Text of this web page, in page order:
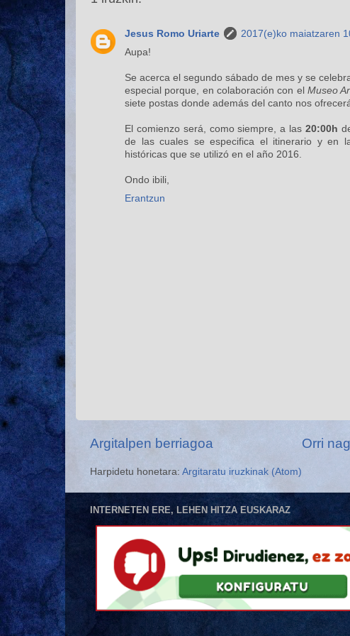
Jesus Romo Uriarte
2017(e)ko maiatzaren
Aupa!
Se acerca el segundo sábado de mes y se
especial porque, en colaboración con el Museo
siete postas donde además del canto nos
El comienzo será, como siempre, a las20:00h
de las cuales se especifica el itinerario y en
históricas que se utilizó en el año 2016.
Ondo ibili,
Erantzun
Argitalpen berriagoa Orri
Harpidetu honetara: Argitaratu iruzkinak (Atom)
INTERNETEN ERE, LEHEN HITZA EUSKARAZ